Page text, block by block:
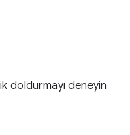
doldurmayı deneyin